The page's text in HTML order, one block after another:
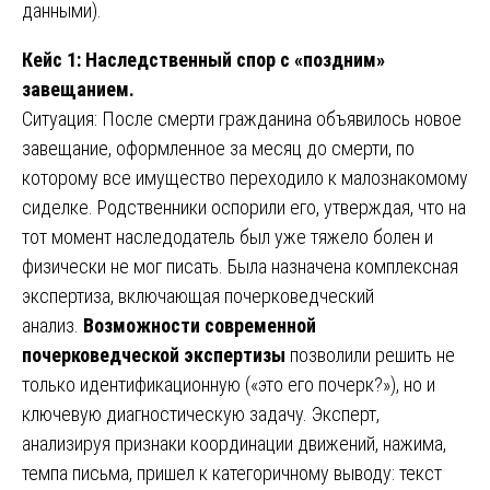
данными).
Кейс 1: Наследственный спор с «поздним»
завещанием.
Ситуация: После смерти гражданина объявилось новое
завещание, оформленное за месяц до смерти, по
которому все имущество переходило к малознакомому
сиделке. Родственники оспорили его, утверждая, что на
тот момент наследодатель был уже тяжело болен и
физически не мог писать. Была назначена комплексная
экспертиза, включающая почерковедческий
анализ. Возможности современной
почерковедческой экспертизы позволили решить не
только идентификационную («это его почерк?»), но и
ключевую диагностическую задачу. Эксперт,
анализируя признаки координации движений, нажима,
темпа письма, пришел к категоричному выводу: текст